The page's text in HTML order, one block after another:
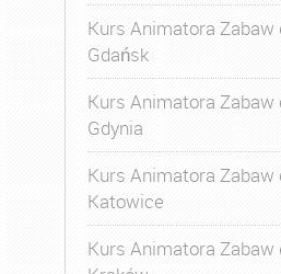
Kurs Animatora Zabaw
Gdańsk
Kurs Animatora Zabaw
Gdynia
Kurs Animatora Zabaw
Katowice
Kurs Animatora Zabaw